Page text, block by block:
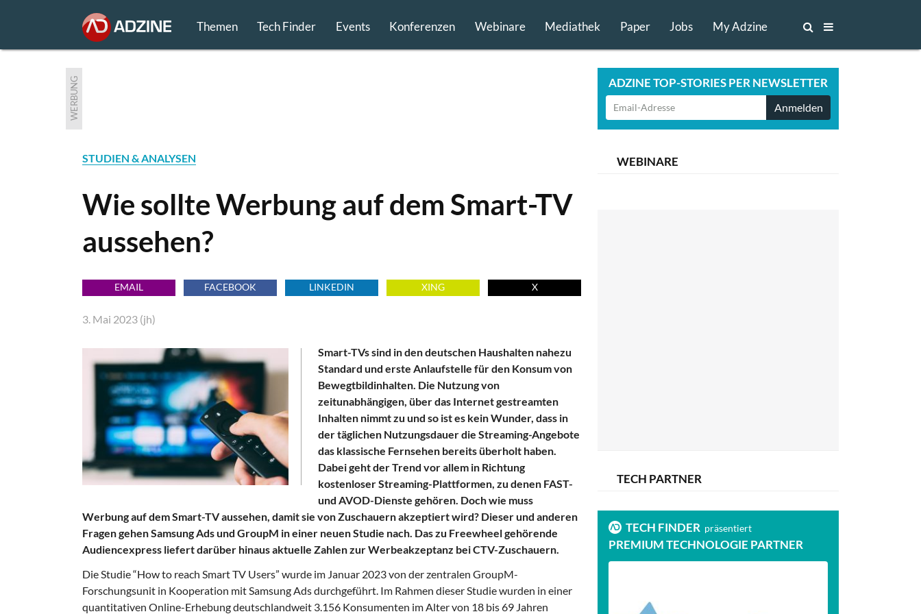
Themen Tech Finder Events Konferenzen Webinare Mediathek Paper Jobs My Adzine
WERBUNG ADZINE TOP-STORIES PER NEWSLETTER
Anmelden
STUDIEN & ANALYSEN
Wie sollte Werbung auf dem Smart-TV
aussehen?
EMAIL FACEBOOK LINKEDIN XING X
3. Mai 2023 (jh)
Smart-TVs sind in den deutschen Haushalten nahezu
Standard und erste Anlaufstelle für den Konsum von
Bewegtbildinhalten. Die Nutzung von
zeitunabhängigen, über das Internet gestreamten
Inhalten nimmt zu und so ist es kein Wunder, dass in
der täglichen Nutzungsdauer die Streaming-Angebote
das klassische Fernsehen bereits überholt haben.
Dabei geht der Trend vor allem in Richtung
kostenloser Streaming-Plattformen, zu denen FAST-
und AVOD-Dienste gehören. Doch wie muss
Werbung auf dem Smart-TV aussehen, damit sie von Zuschauern akzeptiert wird? Dieser und anderen
Fragen gehen Samsung Ads und GroupM in einer neuen Studie nach. Das zu Freewheel gehörende
Audiencexpress liefert darüber hinaus aktuelle Zahlen zur Werbeakzeptanz bei CTV-Zuschauern.
Die Studie “How to reach Smart TV Users” wurde im Januar 2023 von der zentralen GroupM-
Forschungsunit in Kooperation mit Samsung Ads durchgeführt. Im Rahmen dieser Studie wurden in einer
quantitativen Online-Erhebung deutschlandweit 3.156 Konsumenten im Alter von 18 bis 69 Jahren
WEBINARE
TECH PARTNER
TECH FINDER präsentiert
PREMIUM TECHNOLOGIE PARTNER